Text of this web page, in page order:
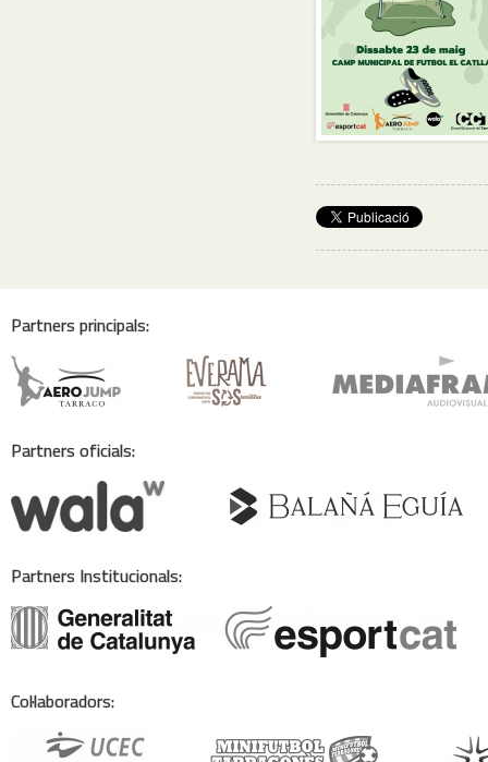
Partners principals:
Partners oficials:
Partners Institucionals:
Col·laboradors: